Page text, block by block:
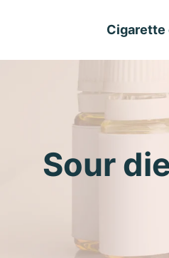
Cigarette
Sour